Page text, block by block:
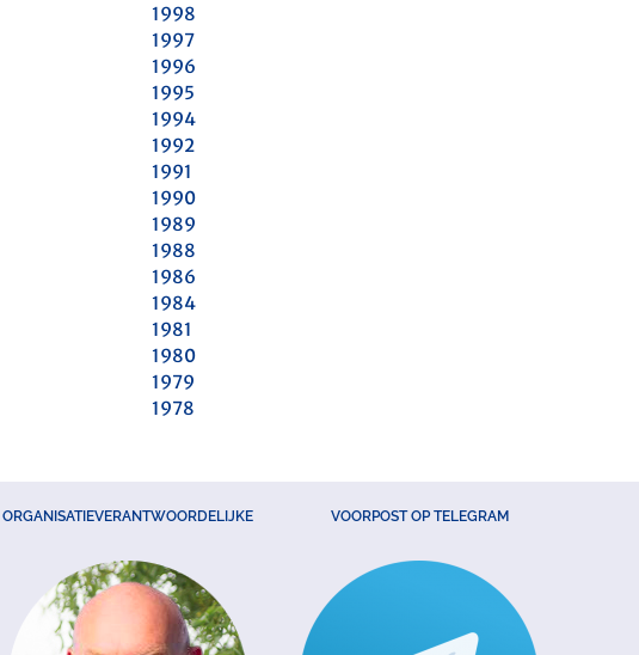
1998
1997
1996
1995
1994
1992
1991
1990
1989
1988
1986
1984
1981
1980
1979
1978
ORGANISATIEVERANTWOORDELIJKE VOORPOST OP TELEGRAM